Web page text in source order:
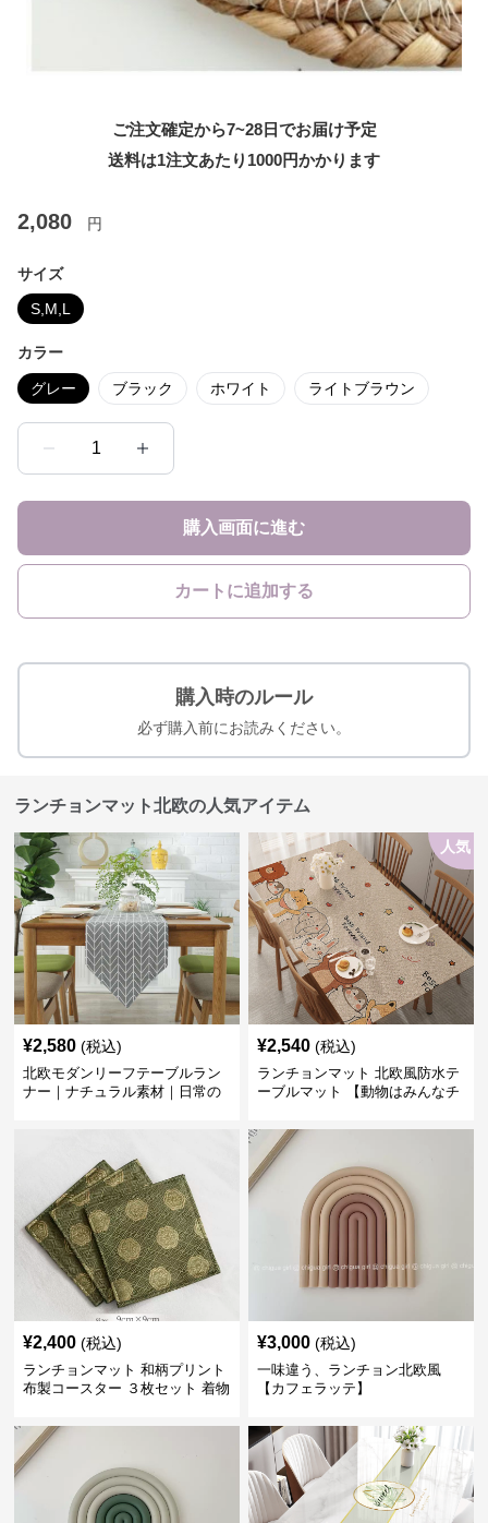
ご注文確定から7~28日でお届け予定
送料は1注文あたり 1000円かかります
2,080 円
サイズ
S,M,L
カラー
グレー ブラック ホワイト ライトブラウン
1
購入画面に進む
カートに追加する
購入時のルール
必ず購入前にお読みください。
ランチョンマット北欧の人気アイテム
¥2,580 (税込)
北欧モダンリーフテーブルラン
ナー｜ナチュラル素材｜日常の
人気
¥2,540 (税込)
ランチョンマット 北欧風防水テ
ーブルマット 【動物はみんなチ
¥2,400 (税込)
ランチョンマット 和柄プリント
布製コースター ３枚セット 着物
¥3,000 (税込)
一味違う、ランチョン北欧風
【カフェラッテ】